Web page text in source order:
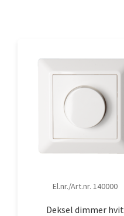
El.nr./Art.nr. 140000
Deksel dimmer hvit